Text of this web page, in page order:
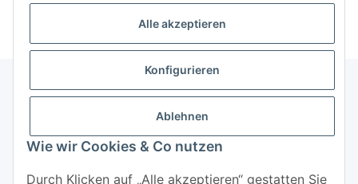
Alle akzeptieren
Konfigurieren
Ablehnen
Wie wir Cookies & Co nutzen
Durch Klicken auf „Alle akzeptieren“ gestatten Sie
Informationen
Mehr über